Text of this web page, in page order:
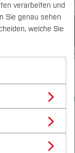
Quicklinks
verarbeiten und
Sie genau sehen
welche Sie